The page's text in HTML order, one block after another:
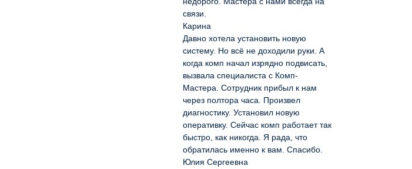
связи.
Карина
Давно хотела установить новую
систему. Но всё не доходили руки. А
когда комп начал изрядно подвисать,
вызвала специалиста с Комп-
Мастера. Сотрудник прибыл к нам
через полтора часа. Произвел
диагностику. Установил новую
оперативку. Сейчас комп работает так
быстро, как никогда. Я рада, что
обратилась именно к вам. Спасибо.
Юлия Сергеевна